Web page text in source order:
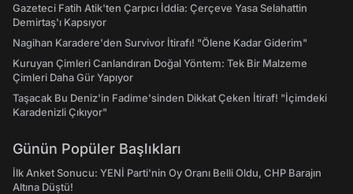
Gazeteci Fatih Atik'ten Çarpıcı İddia: Çerçeve Yasa Selahattin
Demirtaş'ı Kapsıyor
Nagihan Karadere'den Survivor İtirafı! "Ölene Kadar Giderim"
Kuruyan Çimleri Canlandıran Doğal Yöntem: Tek Bir Malzeme
Çimleri Daha Gür Yapıyor
Taşacak Bu Deniz'in Fadime'sinden Dikkat Çeken İtiraf! "İçimdeki
Karadenizli Çıkıyor"
Günün Popüler Başlıkları
İlk Anket Sonucu: YENİ Parti'nin Oy Oranı Belli Oldu, CHP Barajın
Altına Düştü!